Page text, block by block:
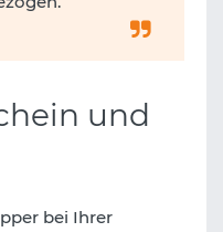
und
bei Ihrer